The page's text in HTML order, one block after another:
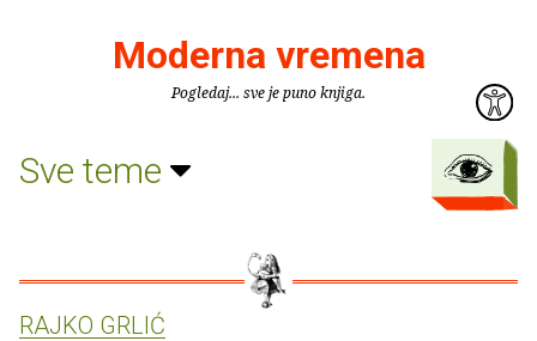
Moderna vremena
Pogledaj... sve je puno knjiga.
Sve teme
RAJKO GRLIĆ